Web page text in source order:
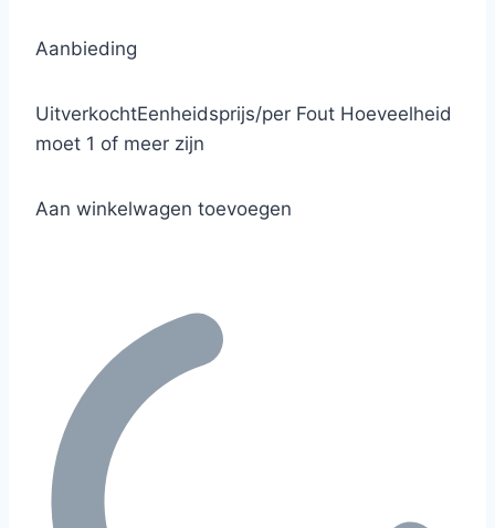
Aanbieding
UitverkochtEenheidsprijs/per Fout Hoeveelheid
moet 1 of meer zijn
Aan winkelwagen toevoegen